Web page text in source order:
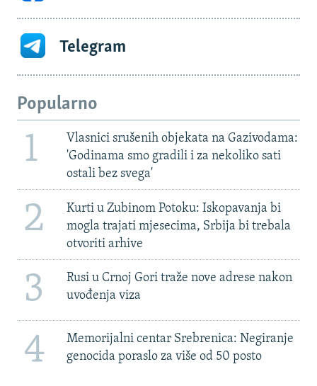
Telegram
Popularno
1
Vlasnici srušenih objekata na Gazivodama:
'Godinama smo gradili i za nekoliko sati
ostali bez svega'
2
Kurti u Zubinom Potoku: Iskopavanja bi
mogla trajati mjesecima, Srbija bi trebala
otvoriti arhive
3
Rusi u Crnoj Gori traže nove adrese nakon
uvođenja viza
4
Memorijalni centar Srebrenica: Negiranje
genocida poraslo za više od 50 posto